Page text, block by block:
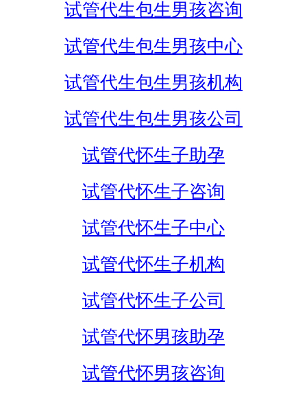
试管代生包生男孩咨询
试管代生包生男孩中心
试管代生包生男孩机构
试管代生包生男孩公司
试管代怀生子助孕
试管代怀生子咨询
试管代怀生子中心
试管代怀生子机构
试管代怀生子公司
试管代怀男孩助孕
试管代怀男孩咨询